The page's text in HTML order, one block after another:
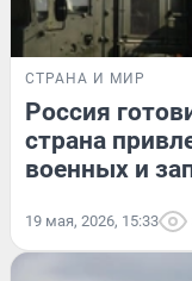
СТРАНА И МИР
Россия
страна
военных и
19 мая, 2026, 15:33